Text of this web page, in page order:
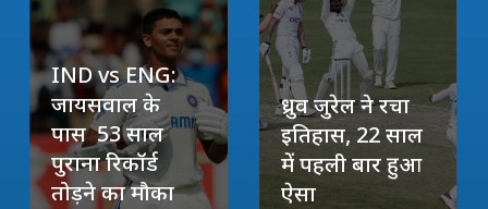
ध्रुव जुरेल ने रचा
इतिहास, 22 साल
में पहली बार हुआ
ऐसा
IND vs ENG:
जायसवाल के
पास 53 साल
पुराना रिकॉर्ड
तोड़ने का मौका